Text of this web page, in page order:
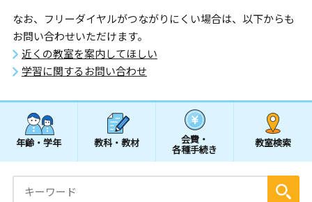
なお、フリーダイヤルがつながりにくい場合は、以下からも
お問い合わせいただけます。
近くの教室を案内してほしい
学習に関するお問い合わせ
年齢・学年 教科・教材 会費・
各種手続き
教室検索